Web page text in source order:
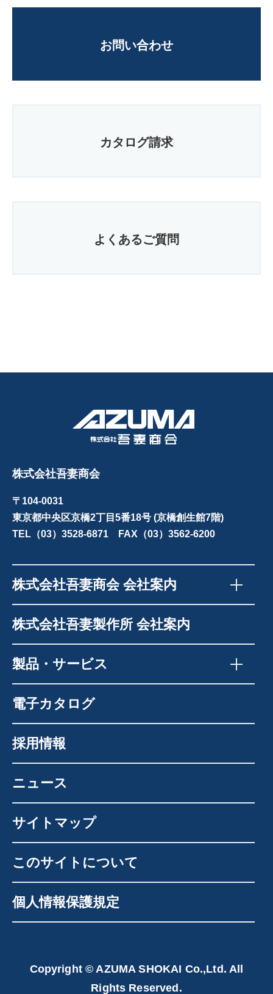
お問い合わせ
カタログ請求
よくあるご質問
株式会社吾妻商会
〒104-0031
東京都中央区京橋2丁目5番18号 (京橋創生館7階)
TEL（03）3528-6871 FAX（03）3562-6200
株式会社吾妻商会 会社案内
株式会社吾妻製作所 会社案内
製品・サービス
電子カタログ
採用情報
ニュース
サイトマップ
このサイトについて
個人情報保護規定
Copyright © AZUMA SHOKAI Co.,Ltd. All
Rights Reserved.